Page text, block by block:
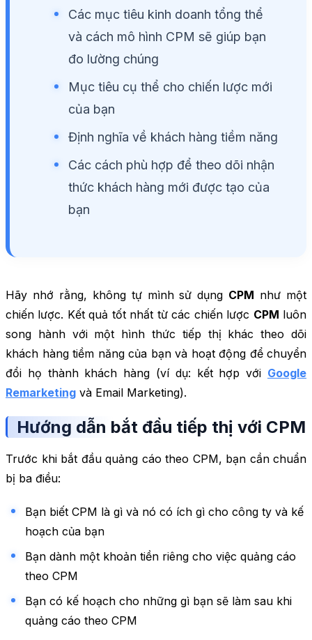
Các mục tiêu kinh doanh tổng thể
và cách mô hình CPM sẽ giúp bạn
đo lường chúng
Mục tiêu cụ thể cho chiến lược mới
của bạn
Định nghĩa về khách hàng tiềm năng
Các cách phù hợp để theo dõi nhận
thức khách hàng mới được tạo của
bạn
Hãy nhớ rằng, không tự mình sử dụng CPM như một
chiến lược. Kết quả tốt nhất từ ​​các chiến lược CPM luôn
song hành với một hình thức tiếp thị khác theo dõi
khách hàng tiềm năng của bạn và hoạt động để chuyển
đổi họ thành khách hàng (ví dụ: kết hợp với Google
Remarketing và Email Marketing).
Hướng dẫn bắt đầu tiếp thị với CPM
Trước khi bắt đầu quảng cáo theo CPM, bạn cần chuẩn
bị ba điều:
Bạn biết CPM là gì và nó có ích gì cho công ty và kế
hoạch của bạn
Bạn dành một khoản tiền riêng cho việc quảng cáo
theo CPM
Bạn có kế hoạch cho những gì bạn sẽ làm sau khi
quảng cáo theo CPM